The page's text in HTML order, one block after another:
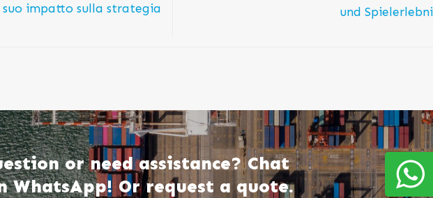
impatto sulla strategia
und
or need assistance? Chat
WhatsApp! Or request a quote.